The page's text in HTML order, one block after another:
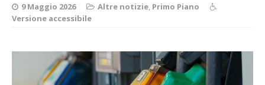
9 Maggio 2026 Altre notizie, Primo Piano
Versione accessibile